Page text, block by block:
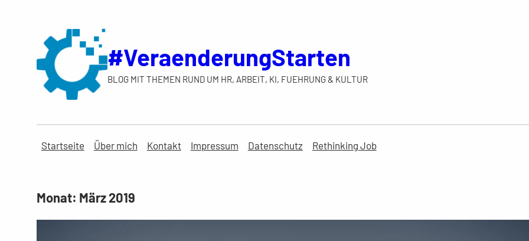
#VeraenderungStarten
BLOG MIT THEMEN RUND UM HR, ARBEIT, KI, FUEHRUNG & KULTUR
Startseite Über mich Kontakt Impressum Datenschutz Rethinking Job
Monat: März 2019